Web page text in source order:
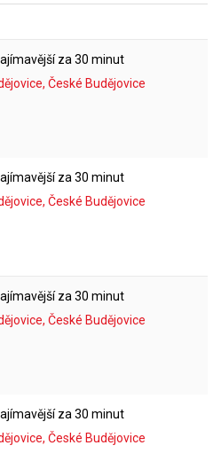
za 30 minut
České Budějovice
za 30 minut
České Budějovice
za 30 minut
České Budějovice
za 30 minut
České Budějovice